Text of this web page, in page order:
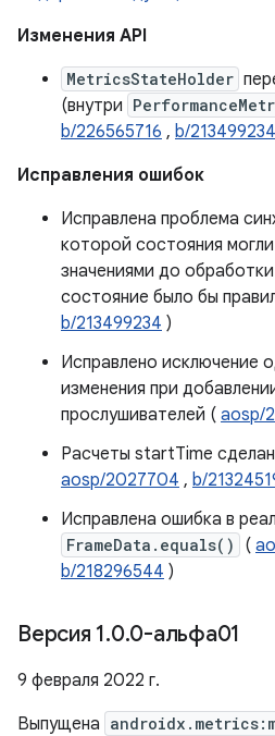
Изменения API
MetricsStateHolder
(внутри
b/226565716 , b/213499234
Исправления ошибок
Исправлена ​​проблема
которой состояния
значениями до
состояние было бы
b/213499234 )
Исправлено исключение
изменения при
прослушивателей ( aosp/
Расчеты startTime
aosp/2027704 , b/
Исправлена ​​ошибка в
FrameData.equals() (
b/218296544 )
Версия 1.0.0-альфа01
9 февраля 2022 г.
Выпущена